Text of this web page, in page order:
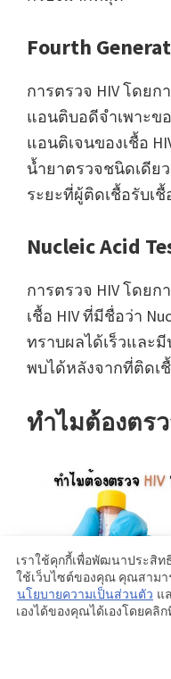
Fourth
การตรวจ HIV โดย
แอนติบอดีจำเพาะข
แอนติเจนของเชื้อ
น้ำยาตรวจชนิดเดีย
ระยะที่ผู้ติดเชื้อรับเ
Nucleic Acid
การตรวจ HIV โดย
เชื้อ HIV ที่มีชื่อว่า
ทราบผลได้เร็วและ
พบได้หลังจากที่ติดเ
ทำไมต้องตรว
การตรวจ HIV เป็น
เราใช้คุกกี้เพื่อพัฒนาประสิ
ใช้เว็บไซต์ของคุณ คุณสามา
นโยบายความเป็นส่วนตัว แ
เองได้ของคุณได้เองโดยคลิก